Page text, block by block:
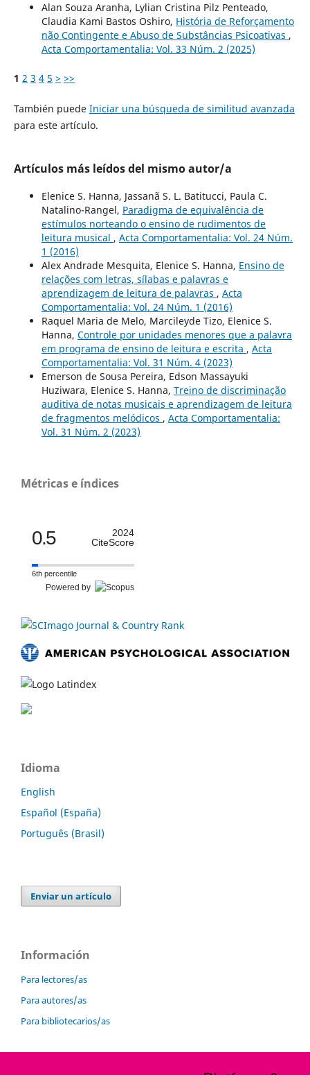
Alan Souza Aranha, Lylian Cristina Pilz Penteado,
Claudia Kami Bastos Oshiro, História de Reforçamento
não Contingente e Abuso de Substâncias Psicoativas ,
Acta Comportamentalia: Vol. 33 Núm. 2 (2025)
1 2 3 4 5 > >>
También puede Iniciar una búsqueda de similitud avanzada
para este artículo.
Artículos más leídos del mismo autor/a
Elenice S. Hanna, Jassanã S. L. Batitucci, Paula C.
Natalino-Rangel, Paradigma de equivalência de
estímulos norteando o ensino de rudimentos de
leitura musical , Acta Comportamentalia: Vol. 24 Núm.
1 (2016)
Alex Andrade Mesquita, Elenice S. Hanna, Ensino de
relações com letras, sílabas e palavras e
aprendizagem de leitura de palavras , Acta
Comportamentalia: Vol. 24 Núm. 1 (2016)
Raquel Maria de Melo, Marcileyde Tizo, Elenice S.
Hanna, Controle por unidades menores que a palavra
em programa de ensino de leitura e escrita , Acta
Comportamentalia: Vol. 31 Núm. 4 (2023)
Emerson de Sousa Pereira, Edson Massayuki
Huziwara, Elenice S. Hanna, Treino de discriminação
auditiva de notas musicais e aprendizagem de leitura
de fragmentos melódicos , Acta Comportamentalia:
Vol. 31 Núm. 2 (2023)
Métricas e índices
0.5
2024
CiteScore
6th percentile
Powered by
Idioma
English
Español (España)
Português (Brasil)
Enviar un artículo
Información
Para lectores/as
Para autores/as
Para bibliotecarios/as